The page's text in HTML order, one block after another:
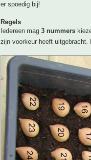
er spoedig bij!
Regels
Iedereen mag 3 nummers
zijn voorkeur heeft